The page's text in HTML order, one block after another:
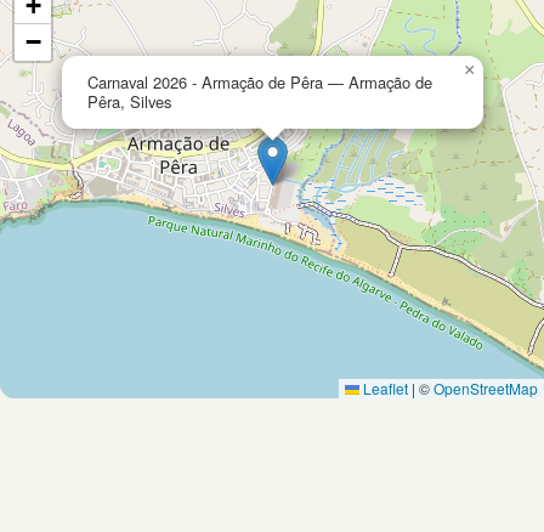
Carnaval 2026 - Armação de Pêra — Armação de
Pêra, Silves
×
−
Leaflet | ©OpenStreetMap